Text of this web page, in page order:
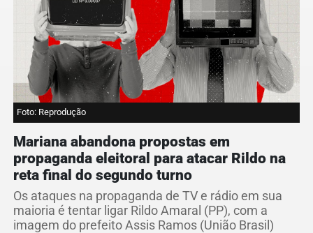
Foto: Reprodução
Mariana abandona propostas em
propaganda eleitoral para atacar Rildo na
reta final do segundo turno
Os ataques na propaganda de TV e rádio em sua
maioria é tentar ligar Rildo Amaral (PP), com a
imagem do prefeito Assis Ramos (União Brasil)